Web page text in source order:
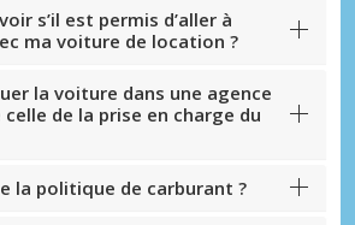
s’il est permis d’aller à
ma voiture de location ?
la voiture dans une agence
de la prise en charge du
la politique de carburant ?